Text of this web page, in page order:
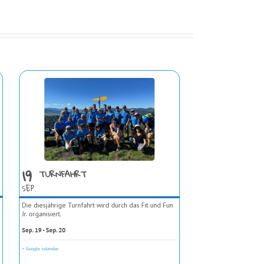
19
SEP.
TURNFAHRT
Die diesjährige Turnfahrt wird durch das Fit und Fun
Jr. organisiert.
Sep. 19 - Sep. 20
+ Google calendar